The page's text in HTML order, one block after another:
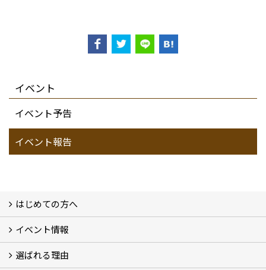
イベント
イベント予告
イベント報告
はじめての方へ
フォトギャラリー
性能について
自然素材のお家
オーナー様のおうち訪問
イベント情報
イベント情報
選ばれる理由